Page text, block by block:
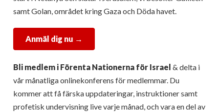
samt Golan, området kring Gaza och Döda havet.
Anmäl dig nu →
Bli medlem i Förenta Nationerna för Israel & delta i
vår månatliga onlinekonferens för medlemmar. Du
kommer att få färska uppdateringar, instruktioner samt
profetisk undervisning live varje månad, och vara en del av